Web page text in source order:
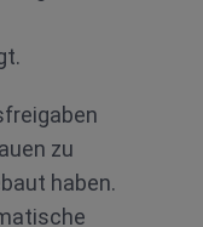
zu
haben.